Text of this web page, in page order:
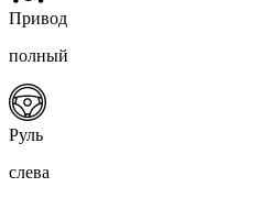
Привод
полный
Руль
слева